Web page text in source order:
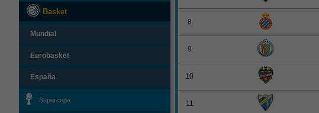
Basket
Mundial
Eurobasket
España
Supercopa
8
9
10
11